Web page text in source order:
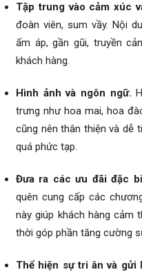
Tập trung vào cảm xúc
đoàn viên, sum vầy. Nội
ấm áp, gần gũi, truyền
khách hàng.
Hình ảnh và ngôn ngữ.
trưng như hoa mai, hoa
cũng nên thân thiện và dễ
quá phức tạp.
Đưa ra các ưu đãi đặc
quên cung cấp các
này giúp khách hàng cảm
thời góp phần tăng cường
Thể hiện sự tri ân và gửi